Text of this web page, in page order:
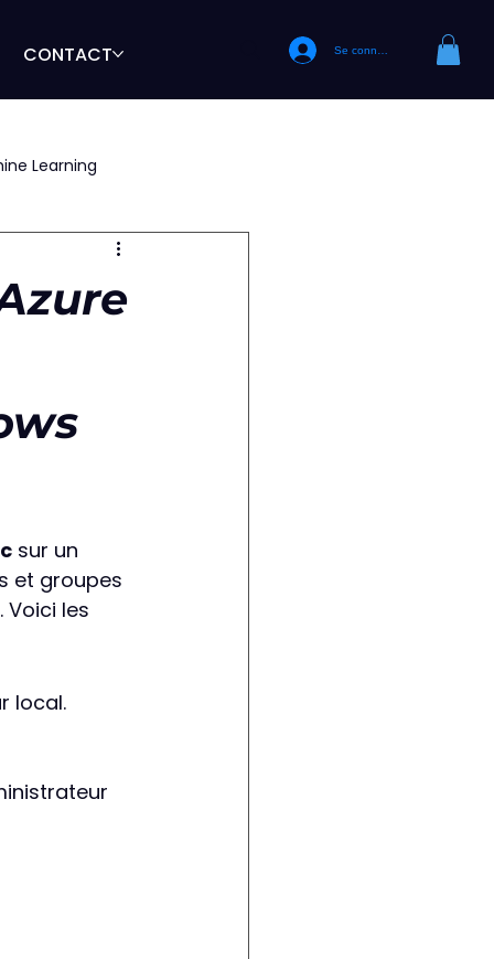
CONTACT Se connecter
Learning
sur un
et groupes
Voici les
local.